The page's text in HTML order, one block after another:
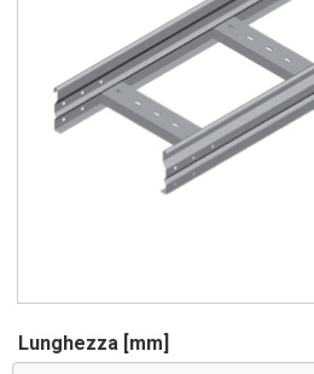
Lunghezza [mm]